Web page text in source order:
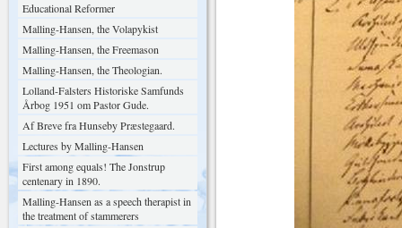
Educational Reformer
Malling-Hansen, the Volapykist
Malling-Hansen, the Freemason
Malling-Hansen, the Theologian.
Lolland-Falsters Historiske Samfunds
Årbog 1951 om Pastor Gude.
Af Breve fra Hunseby Præstegaard.
Lectures by Malling-Hansen
First among equals! The Jonstrup
centenary in 1890.
Malling-Hansen as a speech therapist in
the treatment of stammerers